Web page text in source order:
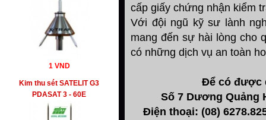
1 VND
Kim thu sét SATELIT G3
PDASAT 3 - 60E
cấp giấy chứng nhận kiểm
Với đội ngũ kỹ sư lành
mang đến sự hài lòng cho
có những dịch vụ an toàn
Để có được
Số 7 Dương Quảng
Điện thoại: (08)